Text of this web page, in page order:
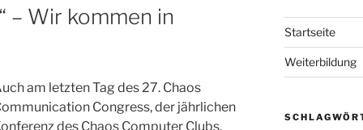
– Wir kommen in
am letzten Tag des 27. Chaos
Congress, der jährlichen
des Chaos Computer Clubs,
Startseite
Weiterbildung